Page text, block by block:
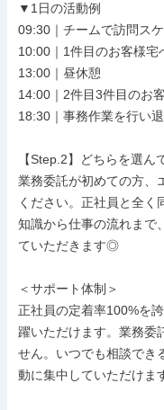
▼1日の活動例
09:30｜チームで訪問ス
10:00｜1件目のお客様宅
13:00｜昼休憩
14:00｜2件目3件目のお
18:30｜事務作業を行い退
【Step.2】どちらを選ん
業務委託が初めての方、
ください。正社員と全く
知識から仕事の流れまで
ていただきます◎
＜サポート体制＞
正社員の定着率100%を
躍いただけます。業務委
せん。いつでも相談でき
動に集中していただけま